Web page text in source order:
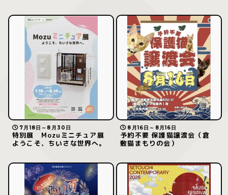
7月18日～8月30日
特別展 Mozuミニチュア展
ようこそ、ちいさな世界へ。
8月16日～8月16日
予約不要 保護猫譲渡会（倉
敷猫まもりの会）